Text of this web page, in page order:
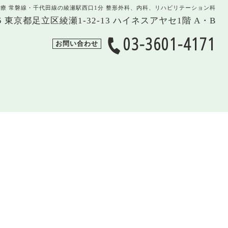
常磐線・千代田線の綾瀬駅西口1分 整形外科、内科、リハビリテーション科
東京都足立区綾瀬1-32-13 ハイネスアヤセ1階 A・B
お問い合わせ 03-3601-4171